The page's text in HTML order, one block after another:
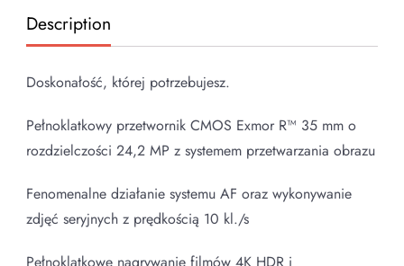
Description
Doskonałość, której potrzebujesz.
Pełnoklatkowy przetwornik CMOS Exmor R™ 35 mm o
rozdzielczości 24,2 MP z systemem przetwarzania obrazu
Fenomenalne działanie systemu AF oraz wykonywanie
zdjęć seryjnych z prędkością 10 kl./s